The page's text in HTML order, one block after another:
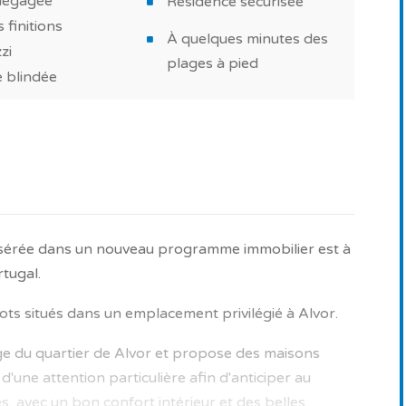
harmonie avec l'environnement, avec des belles
Et aussi, une piscine privée pour passer de
dans le cadre d’un investissement immobilier ou
Contactez nos experts en neuf!
bénéficiez d’un accompagnement avec des
projet immobilier au Portugal. Service 100%
sous réserve de confirmation et les
à titre illustratif.
finitions
blindée
À quelques minutes des
plages à pied
dans un nouveau programme immobilier est à
situés dans un emplacement privilégié à Alvor.
du quartier de Alvor et propose des maisons
attention particulière afin d'anticiper au
avec un bon confort intérieur et des belles